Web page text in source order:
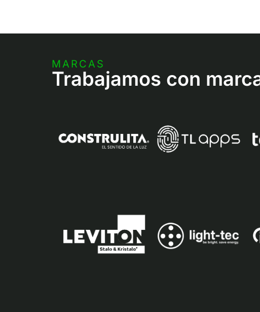
MARCAS
Trabajamos con